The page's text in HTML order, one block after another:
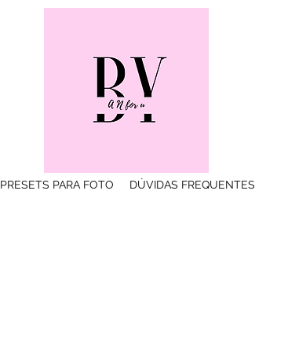
PRESETS PARA FOTO DÚVIDAS FREQUENTES